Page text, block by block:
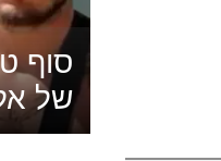
סוף
של